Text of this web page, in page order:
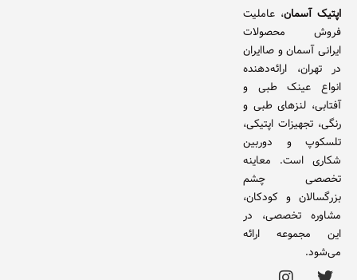
اپتیک آسمان، عاملیت
فروش محصولات
ایرانی آسمان و صاایران
در تهران، ارائه‌دهنده
انواع عینک طبی و
آفتابی، لنزهای طبی و
رنگی، تجهیزات اپتیکی،
تلسکوپ و دوربین
شکاری است. معاینه
تخصصی چشم
بزرگسالان و کودکان،
مشاوره تخصصی، در
این مجموعه ارائه
می‌شود.